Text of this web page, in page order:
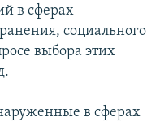
в сферах
социального
выбора этих
в сферах